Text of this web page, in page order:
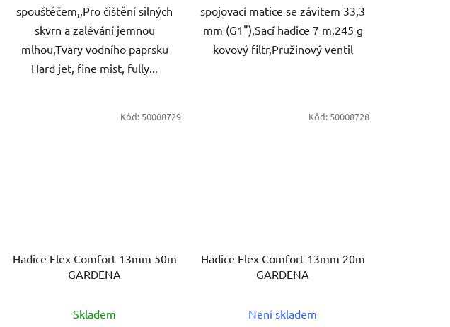
spouštěčem,,Pro čištění silných
skvrn a zalévání jemnou
mlhou,Tvary vodního paprsku
Hard jet, fine mist, fully...
spojovací matice se závitem 33,3
mm (G1"),Sací hadice 7 m,245 g
kovový filtr,Pružinový ventil
Hadice Flex Comfort 13mm 50m
GARDENA
Skladem
Kód: 50008729
Hadice Flex Comfort 13mm 20m
GARDENA
Není skladem
Kód: 50008728